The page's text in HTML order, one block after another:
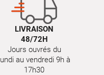
LIVRAISON
48/72H
Jours ouvrés du
lundi au vendredi 9h à
17h30